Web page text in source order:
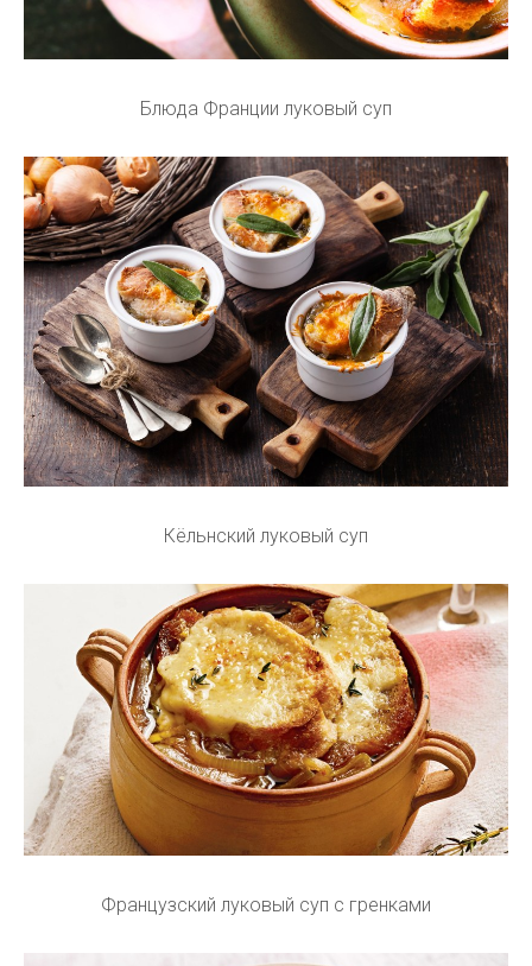
Блюда Франции луковый суп
Кёльнский луковый суп
Французский луковый суп с гренками